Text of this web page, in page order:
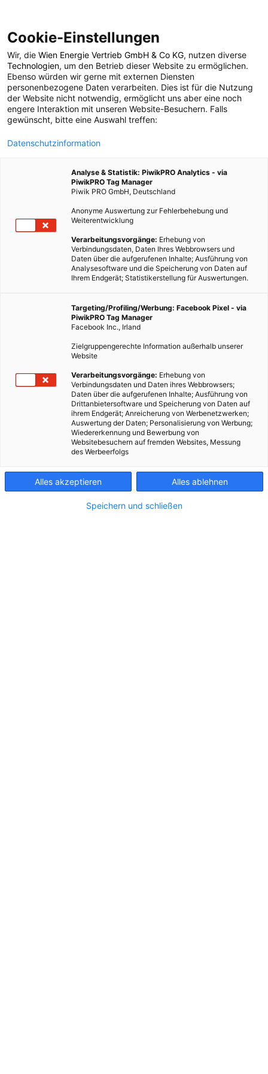
POSTS BY TAG
Universität Wien
1 BEITRAG
Cookie-Einstellungen
Wir, die Wien Energie Vertrieb GmbH & Co KG, nutzen diverse
Technologien, um den Betrieb dieser Website zu ermöglichen.
Ebenso würden wir gerne mit externen Diensten
personenbezogene Daten verarbeiten. Dies ist für die Nutzung
der Website nicht notwendig, ermöglicht uns aber eine noch
engere Interaktion mit unseren Website-Besuchern. Falls
gewünscht, bitte eine Auswahl treffen:
Datenschutzinformation
Analyse & Statistik: PiwikPRO Analytics - via
PiwikPRO Tag Manager
Piwik PRO GmbH, Deutschland
Anonyme Auswertung zur Fehlerbehebung und
Weiterentwicklung
Verarbeitungsvorgänge: Erhebung von
Verbindungsdaten, Daten Ihres Webbrowsers und
Daten über die aufgerufenen Inhalte; Ausführung von
Analysesoftware und die Speicherung von Daten auf
Ihrem Endgerät; Statistikerstellung für Auswertungen.
Targeting/Profiling/Werbung: Facebook Pixel - via
PiwikPRO Tag Manager
Facebook Inc., Irland
Zielgruppengerechte Information außerhalb unserer
Website
Verarbeitungsvorgänge: Erhebung von
Verbindungsdaten und Daten ihres Webbrowsers;
Daten über die aufgerufenen Inhalte; Ausführung von
Drittanbietersoftware und Speicherung von Daten auf
ihrem Endgerät; Anreicherung von Werbenetzwerken;
Auswertung der Daten; Personalisierung von Werbung;
Wiedererkennung und Bewerbung von
Websitebesuchern auf fremden Websites, Messung
des Werbeerfolgs
Alles akzeptieren Alles ablehnen
Speichern und schließen